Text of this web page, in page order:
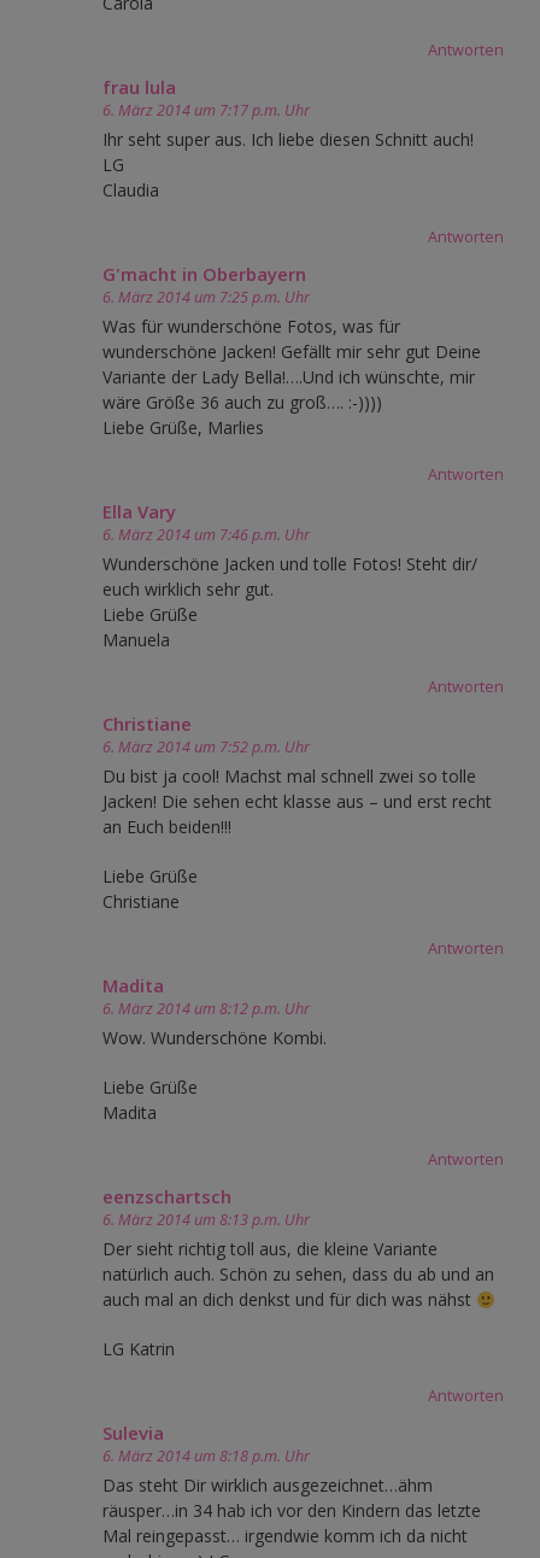
Antworten
frau lula
6. März 2014 um 7:17 p.m. Uhr
Ihr seht super aus. Ich liebe diesen Schnitt auch!
LG
Claudia
Antworten
G'macht in Oberbayern
6. März 2014 um 7:25 p.m. Uhr
Was für wunderschöne Fotos, was für
wunderschöne Jacken! Gefällt mir sehr gut Deine
Variante der Lady Bella!….Und ich wünschte, mir
wäre Größe 36 auch zu groß…. :-))))
Liebe Grüße, Marlies
Antworten
Ella Vary
6. März 2014 um 7:46 p.m. Uhr
Wunderschöne Jacken und tolle Fotos! Steht dir/
euch wirklich sehr gut.
Liebe Grüße
Manuela
Antworten
Christiane
6. März 2014 um 7:52 p.m. Uhr
Du bist ja cool! Machst mal schnell zwei so tolle
Jacken! Die sehen echt klasse aus – und erst recht
an Euch beiden!!!
Liebe Grüße
Christiane
Antworten
Madita
6. März 2014 um 8:12 p.m. Uhr
Wow. Wunderschöne Kombi.
Liebe Grüße
Madita
Antworten
eenzschartsch
6. März 2014 um 8:13 p.m. Uhr
Der sieht richtig toll aus, die kleine Variante
natürlich auch. Schön zu sehen, dass du ab und an
auch mal an dich denkst und für dich was nähst
LG Katrin
Antworten
Sulevia
6. März 2014 um 8:18 p.m. Uhr
Das steht Dir wirklich ausgezeichnet…ähm
räusper…in 34 hab ich vor den Kindern das letzte
Mal reingepasst… irgendwie komm ich da nicht